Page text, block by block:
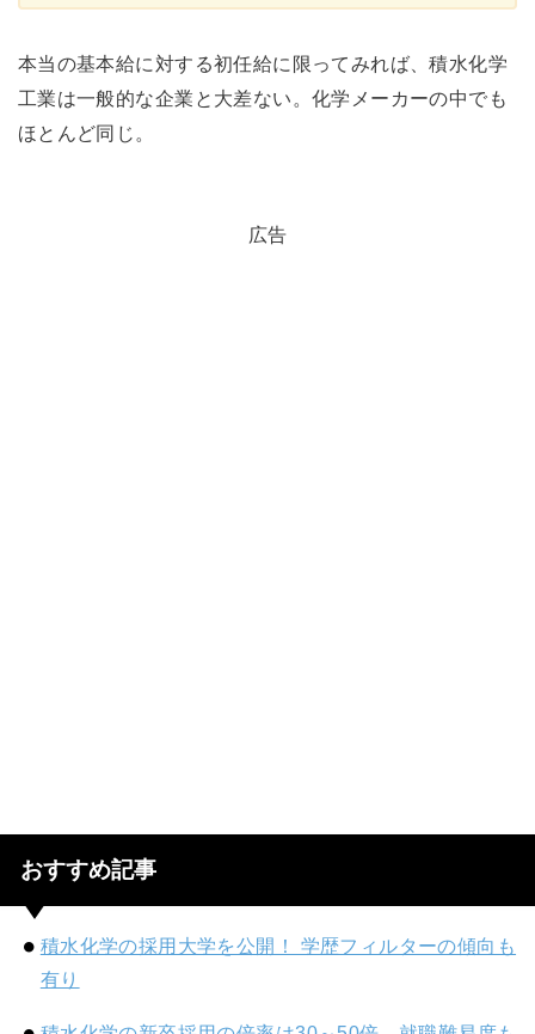
本当の基本給に対する初任給に限ってみれば、積水化学
工業は一般的な企業と大差ない。化学メーカーの中でも
ほとんど同じ。
広告
おすすめ記事
積水化学の採用大学を公開！ 学歴フィルターの傾向も
有り